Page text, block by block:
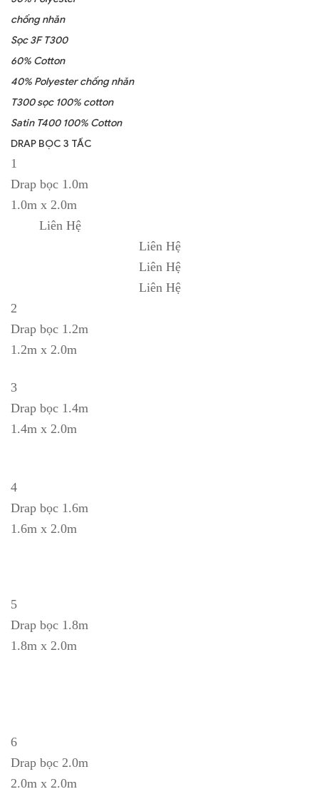
chống nhăn
Sọc 3F T300
60% Cotton
40% Polyester chống nhăn
T300 sọc 100% cotton
Satin T400 100% Cotton
DRAP BỌC 3 TẤC
1
Drap bọc 1.0m
1.0m x 2.0m
Liên Hệ
Liên Hệ
Liên Hệ
Liên Hệ
2
Drap bọc 1.2m
1.2m x 2.0m
3
Drap bọc 1.4m
1.4m x 2.0m
4
Drap bọc 1.6m
1.6m x 2.0m
5
Drap bọc 1.8m
1.8m x 2.0m
6
Drap bọc 2.0m
2.0m x 2.0m